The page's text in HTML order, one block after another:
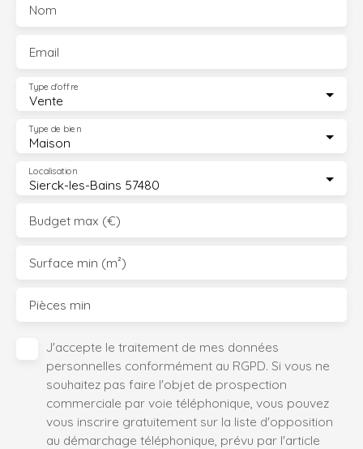
Nom
Email
Vente
Type d'offre
Maison
Type de bien
Sierck-les-Bains 57480
Localisation
Budget max (€)
Surface min (m²)
Pièces min
J'accepte le traitement de mes données
personnelles conformément au RGPD. Si vous ne
souhaitez pas faire l'objet de prospection
commerciale par voie téléphonique, vous pouvez
vous inscrire gratuitement sur la liste d'opposition
au démarchage téléphonique, prévu par l'article